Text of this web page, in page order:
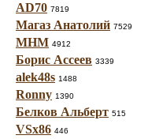
AD70 7819
Магаз Анатолий 7529
МНМ 4912
Борис Ассеев 3339
alek48s 1488
Ronny 1390
Белков Альберт 515
VSx86 446